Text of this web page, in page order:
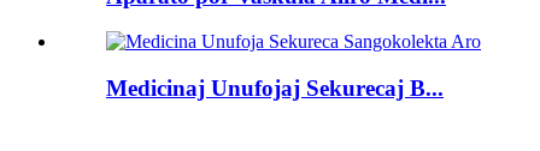
Medicinaj Unufojaj Sekurecaj B...